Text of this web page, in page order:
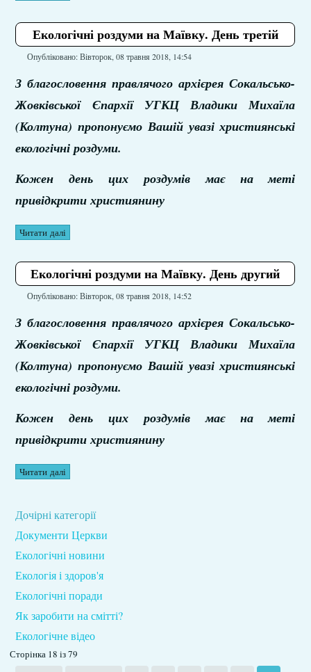
Екологічні роздуми на Маївку. День третій
Опубліковано: Вівторок, 08 травня 2018, 14:54
З благословення правлячого архієрея Сокальсько-
Жовківської Єпархії УГКЦ Владики Михаїла
(Колтуна) пропонуємо Вашій увазі християнські
екологічні роздуми.
Кожен день цих роздумів має на меті
привідкрити християнину
Читати далі
Екологічні роздуми на Маївку. День другий
Опубліковано: Вівторок, 08 травня 2018, 14:52
З благословення правлячого архієрея Сокальсько-
Жовківської Єпархії УГКЦ Владики Михаїла
(Колтуна) пропонуємо Вашій увазі християнські
екологічні роздуми.
Кожен день цих роздумів має на меті
привідкрити християнину
Читати далі
Дочірні категорії
Документи Церкви
Екологічні новини
Екологія і здоров'я
Екологічні поради
Як заробити на смітті?
Екологічне відео
Сторінка 18 із 79